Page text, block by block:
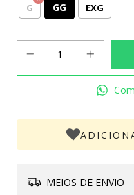
G GG EXG
MEIOS DE ENVIO